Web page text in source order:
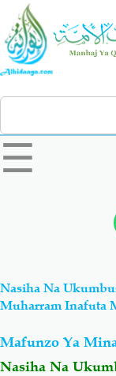
Skip
main
content
Search
left
sidebar
☰
Aqiydah
Shirki &
Nasiha Na
Muharram Inafuta
Mafunzo Ya
Nasiha Na